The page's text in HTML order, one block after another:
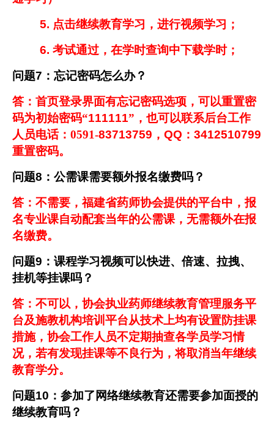
5. 点击继续教育学习，进行视频学习；
6. 考试通过，在学时查询中下载学时；
问题7 ：忘记密码怎么办？
答：首页登录界面有忘记密码选项，可以重置密
码为初始密码“111111”，也可以联系后台工作
人员电话：0591-83713759 ， QQ ： 3412510799
重置密码。
问题8 ：公需课需要额外报名缴费吗？
答：不需要，福建省药师协会提供的平台中，报
名专业课自动配套当年的公需课，无需额外在报
名缴费。
问题9 ：课程学习视频可以快进、倍速、拉拽、
挂机等挂课吗？
答：不可以，协会执业药师继续教育管理服务平
台及施教机构培训平台从技术上均有设置防挂课
措施，协会工作人员不定期抽查各学员学习情
况，若有发现挂课等不良行为，将取消当年继续
教育学分。
问题10 ：参加了网络继续教育还需要参加面授的
继续教育吗？